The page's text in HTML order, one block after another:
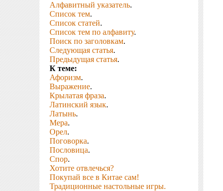
Алфавитный указатель.
Список тем.
Список статей.
Список тем по алфавиту.
Поиск по заголовкам.
Следующая статья.
Предыдущая статья.
К теме:
Афоризм.
Выражение.
Крылатая фраза.
Латинский язык.
Латынь.
Мера.
Орел.
Поговорка.
Пословица.
Спор.
Хотите отвлечься?
Покупай все в Китае сам!
Традиционные настольные игры.